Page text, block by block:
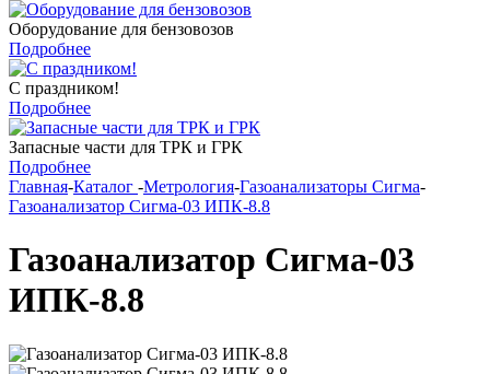
Оборудование для бензовозов
Подробнее
С праздником!
Подробнее
Запасные части для ТРК и ГРК
Подробнее
Главная-Каталог -Метрология-Газоанализаторы Сигма-
Газоанализатор Сигма-03 ИПК-8.8
Газоанализатор Сигма-03
ИПК-8.8